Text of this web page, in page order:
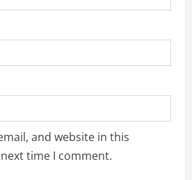
and website in this
time I comment.